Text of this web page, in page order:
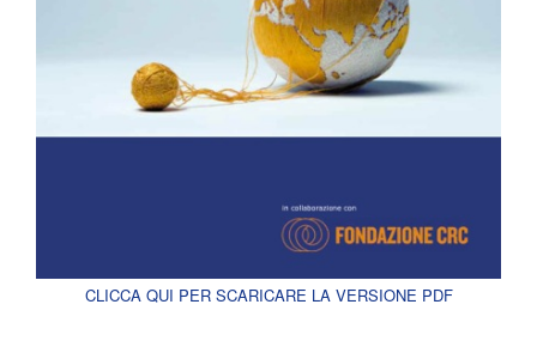
CLICCA QUI PER SCARICARE LA VERSIONE PDF